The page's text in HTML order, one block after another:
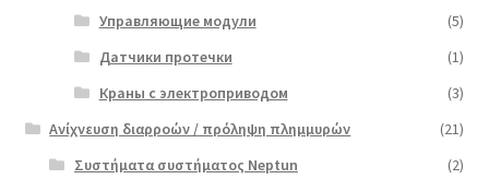
Управляющие модули
(5)
Датчики протечки
(1)
Краны с электроприводом
(3)
Ανίχνευση διαρροών / πρόληψη πλημμυρών
(21)
Συστήματα συστήματος Neptun
(2)